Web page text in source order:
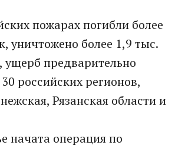
пожарах погибли более
уничтожено более 1,9 тыс.
ущерб предварительно
российских регионов,
Рязанская области и
начата операция по